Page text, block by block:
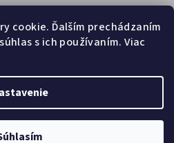
cookie. Ďalším prechádzaním
s ich používaním. Viac
údajov